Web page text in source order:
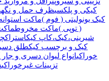
کیکی و پلکسیظرف حمل و
کیک یونولیتی ( فوم )ماکت استوانه
( توپی )ماکت مخروط
شیرینی،کیک،کاپ کیک
کیک و برچسب کیکطلق
خوراکیانواع لیوان دسری و جار
تزیینات غیرخوراکی